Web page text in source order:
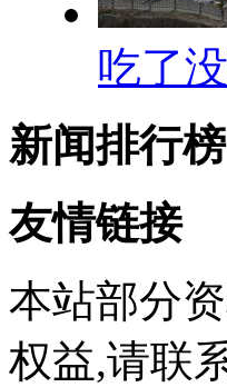
吃了
新闻排行榜
友情链接
本站部分
权益,请联